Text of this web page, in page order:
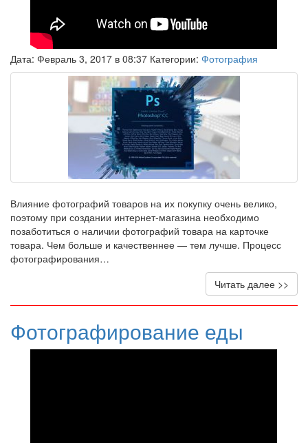
Дата: Февраль 3, 2017 в 08:37 Категории: Фотография
Влияние фотографий товаров на их покупку очень велико,
поэтому при создании интернет-магазина необходимо
позаботиться о наличии фотографий товара на карточке
товара. Чем больше и качественнее — тем лучше. Процесс
фотографирования…
Читать далее >>
Фотографирование еды